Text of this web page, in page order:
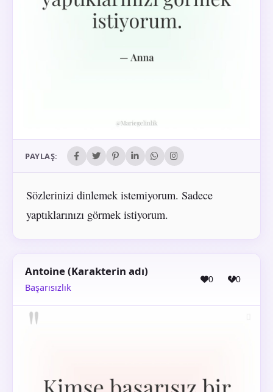
PAYLAŞ:
Sözlerinizi dinlemek istemiyorum. Sadece
yaptıklarınızı görmek istiyorum.
Antoine (Karakterin adı)
Başarısızlık
0 0